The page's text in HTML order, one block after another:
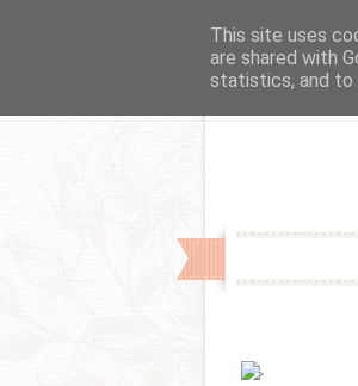
-->
This site uses
are shared with
statistics, and to